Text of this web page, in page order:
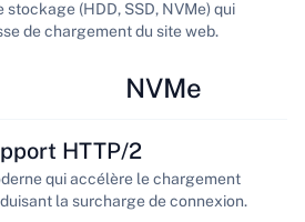
stockage (HDD, SSD, NVMe) qui
de chargement du site web.
NVMe
HTTP/2
qui accélère le chargement
la surcharge de connexion.